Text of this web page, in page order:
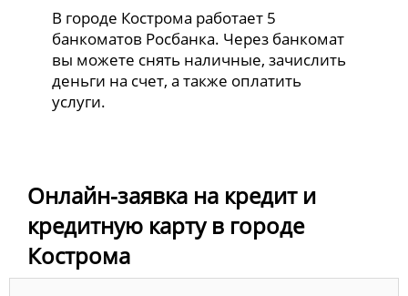
В городе Кострома работает 5
банкоматов Росбанка. Через банкомат
вы можете снять наличные, зачислить
деньги на счет, а также оплатить
услуги.
Онлайн-заявка на кредит и
кредитную карту в городе
Кострома